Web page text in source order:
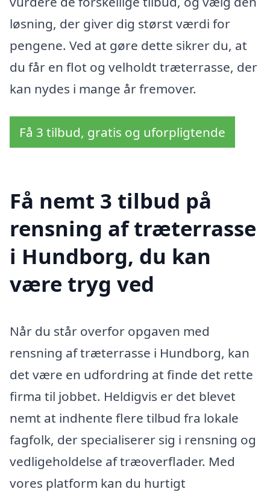
løsning, der giver dig størst værdi for
pengene. Ved at gøre dette sikrer du, at
du får en flot og velholdt træterrasse, der
kan nydes i mange år fremover.
Få 3 tilbud, gratis og uforpligtende
Få nemt 3 tilbud på
rensning af træterrasse
i Hundborg, du kan
være tryg ved
Når du står overfor opgaven med
rensning af træterrasse i Hundborg, kan
det være en udfordring at finde det rette
firma til jobbet. Heldigvis er det blevet
nemt at indhente flere tilbud fra lokale
fagfolk, der specialiserer sig i rensning og
vedligeholdelse af træoverflader. Med
vores platform kan du hurtigt